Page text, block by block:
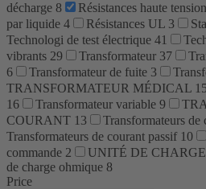
décharge 8 Résistances haute tension
par liquide 4 Résistances UL 3
Technologi de test électrique 41
vibrants 29 Transformateur 37
6
Transformateur de fuite 3
TRANSFORMATEUR MÉDICAL
16
Transformateur variable 9
COURANT 13 Transformateurs de
Transformateurs de courant passif 10
commande 2 UNITÉ DE
de charge ohmique 8
Price